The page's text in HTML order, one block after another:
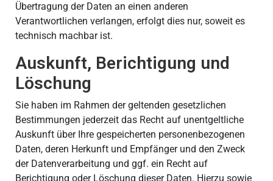
Übertragung der Daten an einen anderen
Verantwortlichen verlangen, erfolgt dies nur, soweit es
technisch machbar ist.
Auskunft, Berichtigung und
Löschung
Sie haben im Rahmen der geltenden gesetzlichen
Bestimmungen jederzeit das Recht auf unentgeltliche
Auskunft über Ihre gespeicherten personenbezogenen
Daten, deren Herkunft und Empfänger und den Zweck
der Datenverarbeitung und ggf. ein Recht auf
Berichtigung oder Löschung dieser Daten. Hierzu sowie